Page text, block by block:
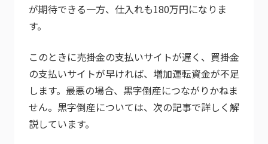
が期待できる一方、仕入れも180万円になりま
す。
このときに売掛金の支払いサイトが遅く、買掛金
の支払いサイトが早ければ、増加運転資金が不足
します。最悪の場合、黒字倒産につながりかねま
せん。黒字倒産については、次の記事で詳しく解
説しています。